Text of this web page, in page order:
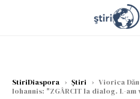
StiriDiaspora › Știri › Viorica
Iohannis: "ZGÂRCIT la dialog. L-